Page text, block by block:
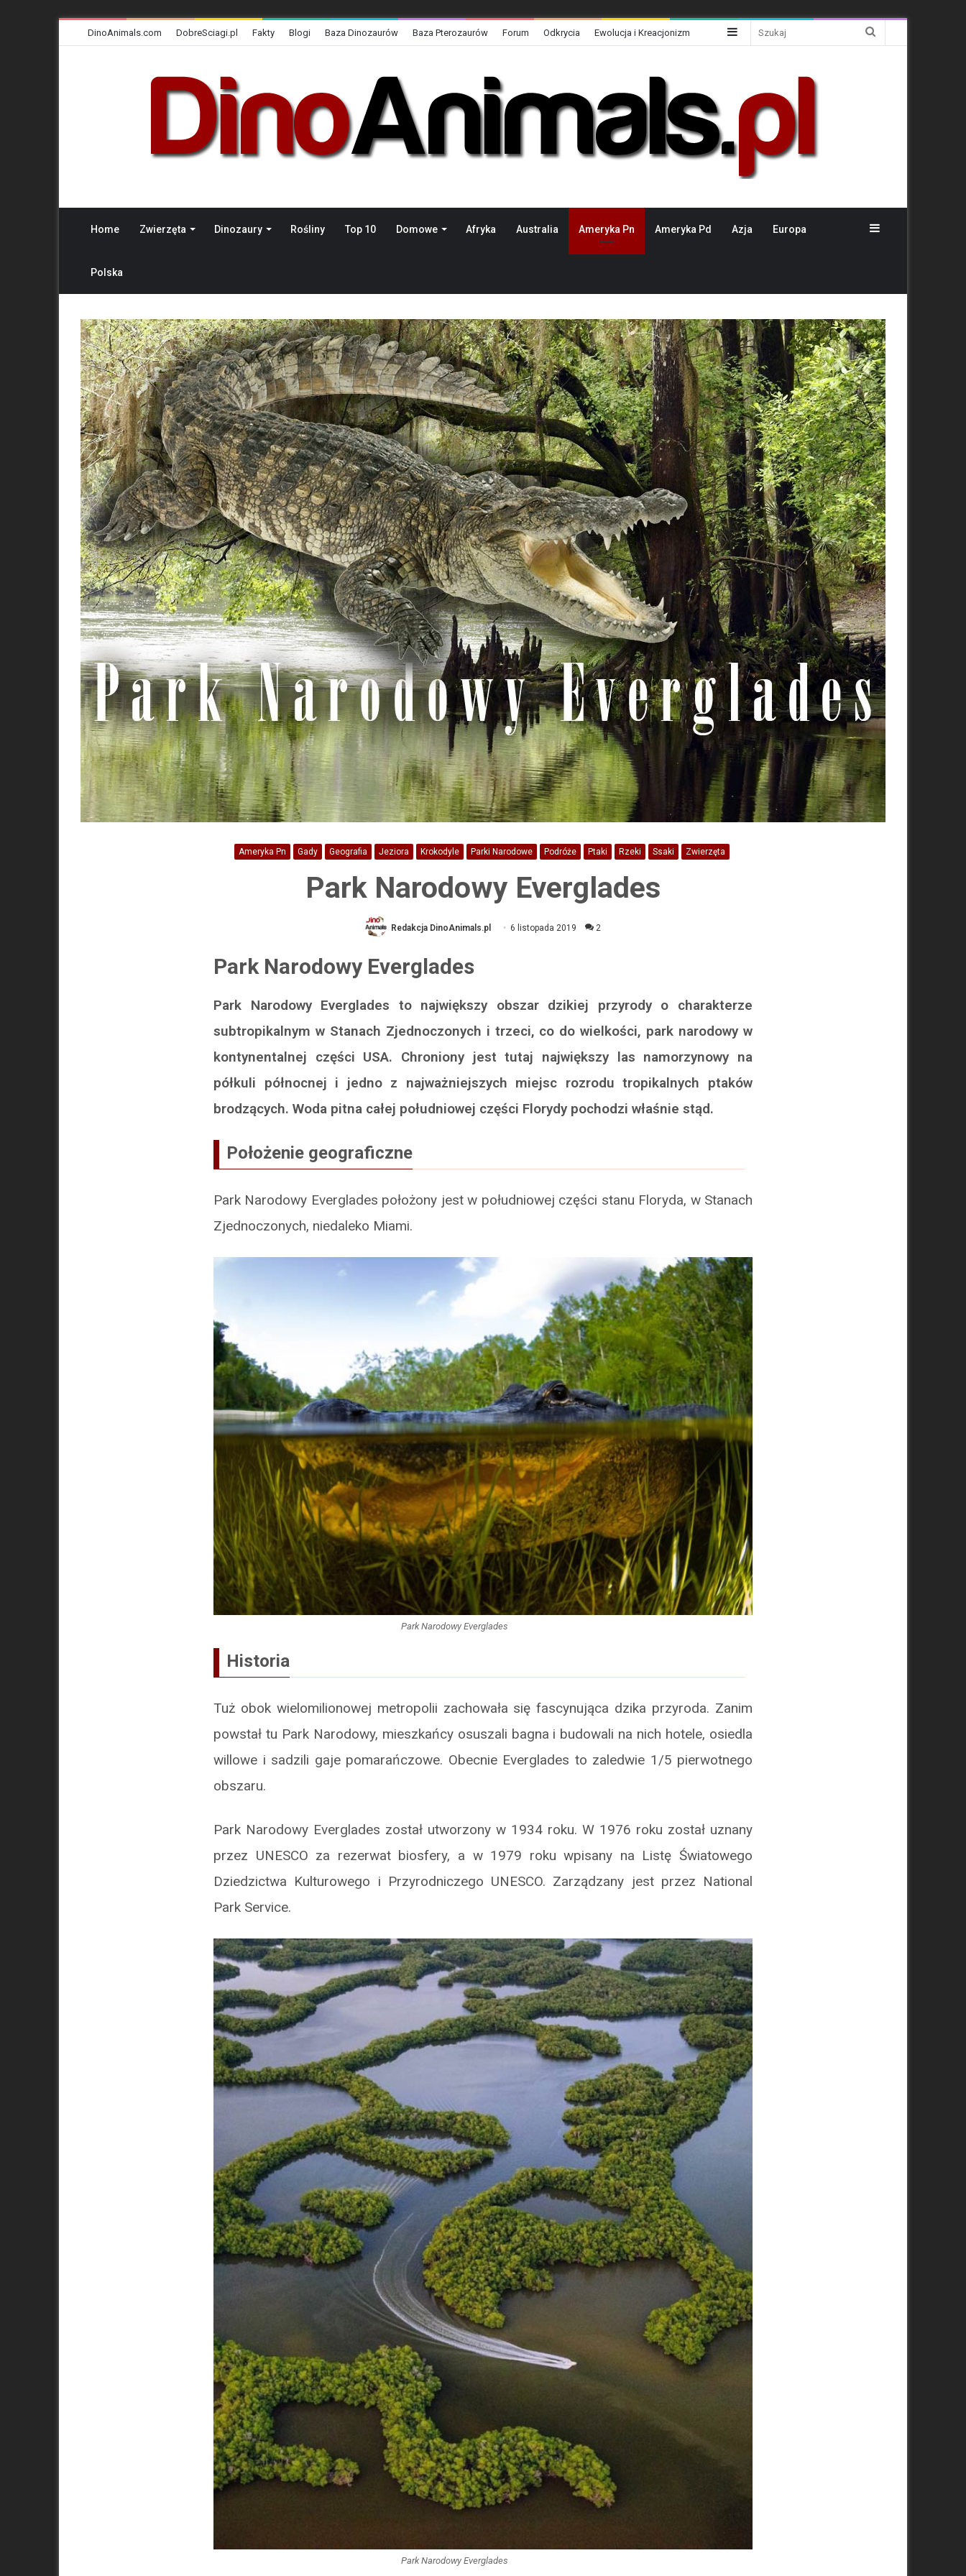
DinoAnimals.com DobreSciagi.pl Fakty Blogi Baza Dinozaurów Baza Pterozaurów Forum Odkrycia Ewolucja i Kreacjonizm Sidebar
Home Zwierzęta Dinozaury Rośliny Top 10 Domowe Afryka Australia Ameryka Pn Ameryka Pd Azja Europa
Polska
Sidebar
Ameryka Pn Gady Geografia Jeziora Krokodyle Parki Narodowe Podróże Ptaki Rzeki Ssaki Zwierzęta
Park Narodowy Everglades
Redakcja DinoAnimals.pl 6 listopada 2019 2
Park Narodowy Everglades
Park Narodowy Everglades to największy obszar dzikiej przyrody o charakterze
subtropikalnym w Stanach Zjednoczonych i trzeci, co do wielkości, park narodowy w
kontynentalnej części USA. Chroniony jest tutaj największy las namorzynowy na
półkuli północnej i jedno z najważniejszych miejsc rozrodu tropikalnych ptaków
brodzących. Woda pitna całej południowej części Florydy pochodzi właśnie stąd.
Położenie geograficzne
Park Narodowy Everglades położony jest w południowej części stanu Floryda, w Stanach
Zjednoczonych, niedaleko Miami.
Park Narodowy Everglades
Historia
Tuż obok wielomilionowej metropolii zachowała się fascynująca dzika przyroda. Zanim
powstał tu Park Narodowy, mieszkańcy osuszali bagna i budowali na nich hotele, osiedla
willowe i sadzili gaje pomarańczowe. Obecnie Everglades to zaledwie 1/5 pierwotnego
obszaru.
Park Narodowy Everglades został utworzony w 1934 roku. W 1976 roku został uznany
przez UNESCO za rezerwat biosfery, a w 1979 roku wpisany na Listę Światowego
Dziedzictwa Kulturowego i Przyrodniczego UNESCO. Zarządzany jest przez National
Park Service.
Park Narodowy Everglades